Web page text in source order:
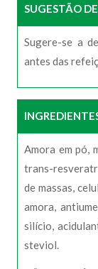
SUGESTÃO
Sugere-se a
antes das
Amora em pó,
trans-
de massas,
amora,
silício,
steviol.